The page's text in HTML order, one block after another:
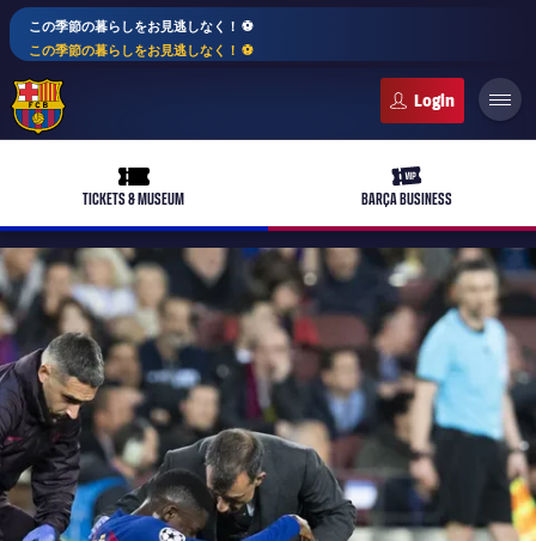
この季節の暮らしをお見逃しなく！ ⚽️
この季節の暮らしをお見逃しなく！ ⚽️
ticket-full
TICKETS & MUSEUM
ticket-vip
BARÇA BUSINESS
plusicon
label.aria.plus
バルサアカデミー
plusicon
label.aria.plus
10年毎
PLUSICON
LABEL.ARIA.PLUS
トップチーム
女子サッカー
plusicon
label.aria.plus
スケジュール
バルサAtlètic
plusicon
label.aria.plus